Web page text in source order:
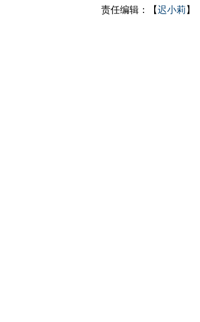
责任编辑：【迟小莉 】